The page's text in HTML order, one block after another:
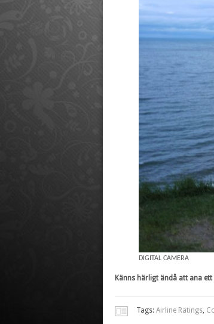
DIGITAL CAMERA
Känns härligt ändå att ana
Tags: Airline Ratings